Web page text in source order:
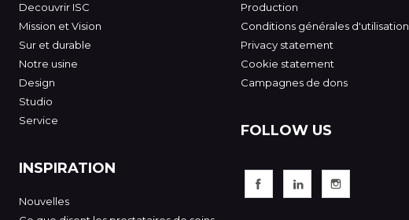
Decouvrir ISC
Mission et Vision
Sur et durable
Notre usine
Design
Studio
Service
INSPIRATION
Nouvelles
Production
Conditions générales d'utilisation
Privacy statement
Cookie statement
Campagnes de dons
FOLLOW US